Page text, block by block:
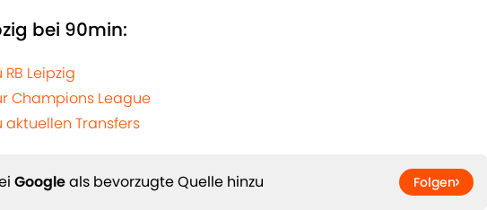
bei 90min:
Leipzig
Champions League
aktuellen Transfers
Googleals bevorzugte Quelle hinzu Folgen